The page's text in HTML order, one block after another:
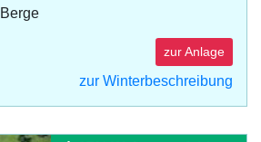
zur Anlage
zur Winterbeschreibung